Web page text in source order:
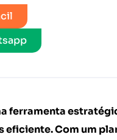
ferramenta
Com um